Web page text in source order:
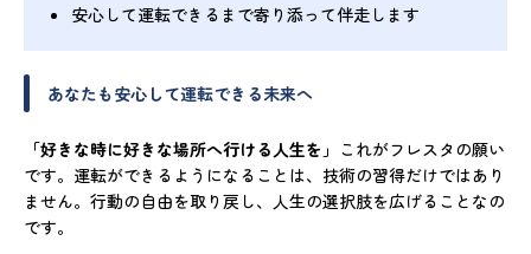
安心して運転できるまで寄り添って伴走します
あなたも安心して運転できる未来へ
「好きな時に好きな場所へ行ける人生を」 これがフレスタの願い
です。運転ができるようになることは、技術の習得だけではあり
ません。行動の自由を取り戻し、人生の選択肢を広げることなの
です。